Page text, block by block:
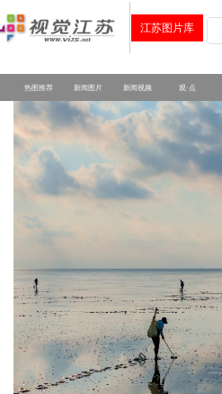
江苏图片库
热图推荐 新闻图片 新闻视频 观·点